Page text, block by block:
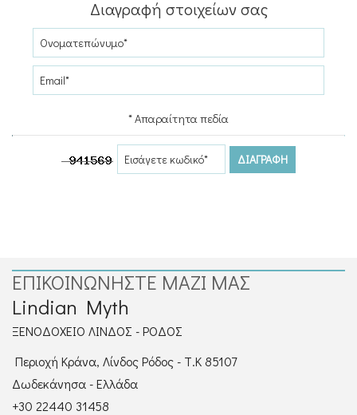
ΕΠΙΚΟΙΝΩΝΊΑ
Διαγραφή στοιχείων σας
* Απαραίτητα πεδία
ΔΙΑΓΡΑΦΉ
ΕΠΙΚΟΙΝΩΝΉΣΤΕ ΜΑΖΊ ΜΑΣ
Lindian Myth
ΞΕΝΟΔΟΧΕΊΟ ΛΊΝΔΟΣ - ΡΌΔΟΣ
Περιοχή Κράνα, Λίνδος Ρόδος - Τ.Κ 85107
Δωδεκάνησα - Ελλάδα
+30 22440 31458